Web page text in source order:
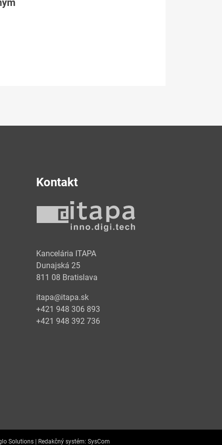
Kontakt
Kancelária ITAPA
Dunajská 25
811 08 Bratislava
itapa@itapa.sk
+421 948 306 893
+421 948 392 736
Solutions | Redakčný systém: SysCom